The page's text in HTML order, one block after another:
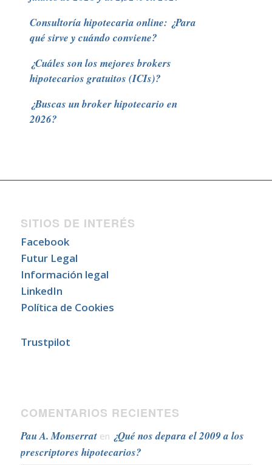
Consultoría hipotecaria online: ¿Para
qué sirve y cuándo conviene?
¿Cuáles son los mejores brokers
hipotecarios gratuitos (ICIs)?
¿Buscas un broker hipotecario en
2026?
SITIOS DE INTERÉS
Facebook
Futur Legal
Información legal
LinkedIn
Política de Cookies
Trustpilot
COMENTARIOS RECIENTES
Pau A. Monserraten ¿Qué nos depara el 2009 a los
prescriptores hipotecarios?